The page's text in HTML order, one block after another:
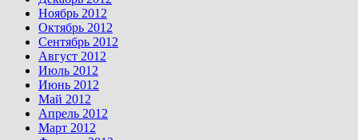
Ноябрь 2012
Октябрь 2012
Сентябрь 2012
Август 2012
Июль 2012
Июнь 2012
Май 2012
Апрель 2012
Март 2012